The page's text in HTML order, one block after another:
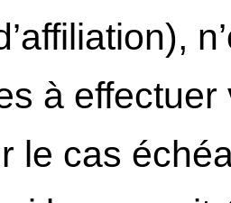
à
le cas